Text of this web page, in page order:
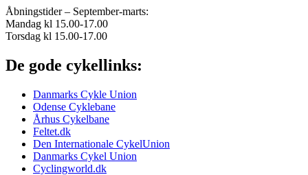
Åbningstider – September-marts:
Mandag kl 15.00-17.00
Torsdag kl 15.00-17.00
De gode cykellinks:
Danmarks Cykle Union
Odense Cyklebane
Århus Cykelbane
Feltet.dk
Den Internationale CykelUnion
Danmarks Cykel Union
Cyclingworld.dk